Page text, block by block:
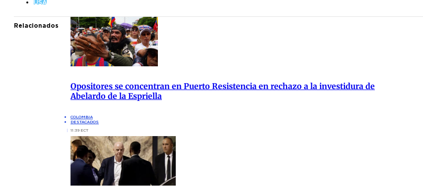
USA
Relacionados
Opositores se concentran en Puerto Resistencia en rechazo a la investidura de
Abelardo de la Espriella
COLOMBIA
DESTACADOS
11:39 ECT